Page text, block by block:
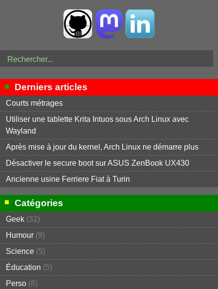
Derniers articles
Courts métrages
Utiliser une tablette Krita Intuos sous Arch Linux avec
Wayland
Après mise à jour du kernel, Arch Linux ne démarre plus
Désactiver le secure boot sur ASUS ZenBook UX430
Ancienne usine Ferriere Fiat à Turin
Catégories
Geek (32)
Humour (9)
Science (5)
Éducation (5)
Perso (8)